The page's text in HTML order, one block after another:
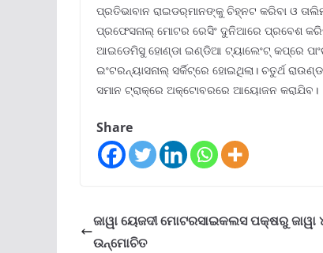
ପ୍ରତିଭାବାନ ରାଇଡର୍‌ମାନଙ୍କୁ ଚିହ୍ନଟ କରିବା ଓ
ପ୍ରଫେସନାଲ୍ ମୋଟର ରେସିଂ ଦୁନିଆରେ ପ୍ରବେଶ
ଆଇଡେମିସୁ ହୋଣ୍ଡା ଇଣ୍ଡିଆ ଟ୍ୟାଲେଂଟ୍ କପ୍‌ରେ
ଇଂଟରନ୍ୟାସନାଲ୍ ସର୍କିଟ୍‌ରେ ହୋଇଥିଲା। ଚତୁର୍ଥ
ସମାନ ଟ୍ରାକ୍‌ରେ ଅକ୍ଟୋବରରେ ଆୟୋଜନ କରାଯିବ।
Share
ଜାୱା ୟେଜଦୀ ମୋଟରସାଇକଲସ ପକ୍ଷରୁ ଜାୱା
ଉନ୍ମୋଚିତ